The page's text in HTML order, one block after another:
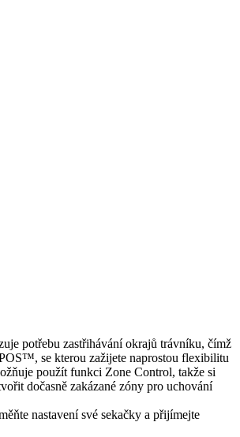
potřebu zastřihávání okrajů trávníku, čímž
se kterou zažijete naprostou flexibilitu
použít funkci Zone Control, takže si
dočasně zakázané zóny pro uchování
nastavení své sekačky a přijímejte